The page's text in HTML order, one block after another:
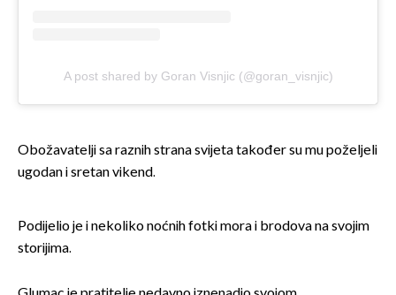
A post shared by Goran Visnjic (@goran_visnjic)
Obožavatelji sa raznih strana svijeta također su mu poželjeli
ugodan i sretan vikend.
Podijelio je i nekoliko noćnih fotki mora i brodova na svojim
storijima.